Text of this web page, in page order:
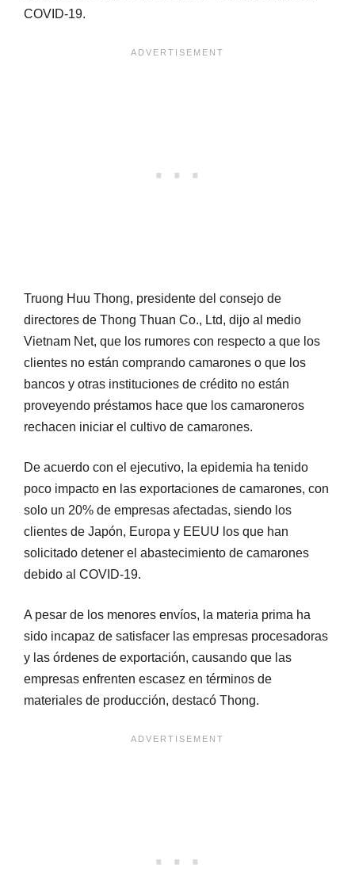
COVID-19.
Truong Huu Thong, presidente del consejo de
directores de Thong Thuan Co., Ltd, dijo al medio
Vietnam Net, que los rumores con respecto a que los
clientes no están comprando camarones o que los
bancos y otras instituciones de crédito no están
proveyendo préstamos hace que los camaroneros
rechacen iniciar el cultivo de camarones.
De acuerdo con el ejecutivo, la epidemia ha tenido
poco impacto en las exportaciones de camarones, con
solo un 20% de empresas afectadas, siendo los
clientes de Japón, Europa y EEUU los que han
solicitado detener el abastecimiento de camarones
debido al COVID-19.
A pesar de los menores envíos, la materia prima ha
sido incapaz de satisfacer las empresas procesadoras
y las órdenes de exportación, causando que las
empresas enfrenten escasez en términos de
materiales de producción, destacó Thong.